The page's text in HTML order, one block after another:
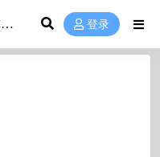
登录